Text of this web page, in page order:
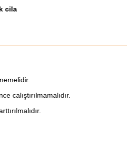
cila
calıştırılmamalıdır.